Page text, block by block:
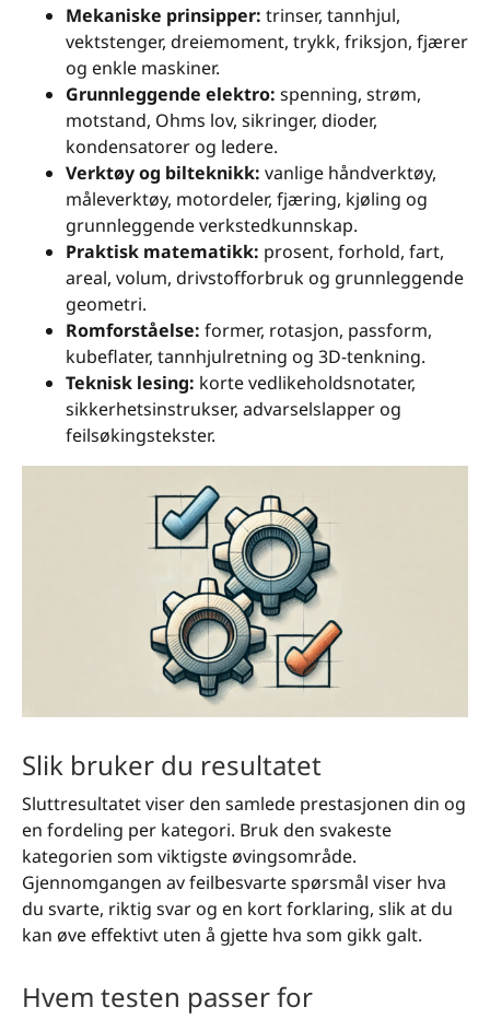
Mekaniske prinsipper: trinser, tannhjul,
vektstenger, dreiemoment, trykk, friksjon, fjærer
og enkle maskiner.
Grunnleggende elektro: spenning, strøm,
motstand, Ohms lov, sikringer, dioder,
kondensatorer og ledere.
Verktøy og bilteknikk: vanlige håndverktøy,
måleverktøy, motordeler, fjæring, kjøling og
grunnleggende verkstedkunnskap.
Praktisk matematikk: prosent, forhold, fart,
areal, volum, drivstofforbruk og grunnleggende
geometri.
Romforståelse: former, rotasjon, passform,
kubeflater, tannhjulretning og 3D-tenkning.
Teknisk lesing: korte vedlikeholdsnotater,
sikkerhetsinstrukser, advarselslapper og
feilsøkingstekster.
Slik bruker du resultatet
Sluttresultatet viser den samlede prestasjonen din og
en fordeling per kategori. Bruk den svakeste
kategorien som viktigste øvingsområde.
Gjennomgangen av feilbesvarte spørsmål viser hva
du svarte, riktig svar og en kort forklaring, slik at du
kan øve effektivt uten å gjette hva som gikk galt.
Hvem testen passer for